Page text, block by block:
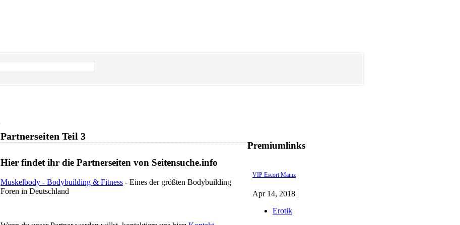
Premiumlinks
VIP Escort Mainz
Apr 14, 2018 |
Erotik
Partnerseiten Teil 3
Hier findet ihr die Partnerseiten von Seitensuche.info
Muskelbody - Bodybuilding & Fitness - Eines der größten Bodybuilding
Foren in Deutschland